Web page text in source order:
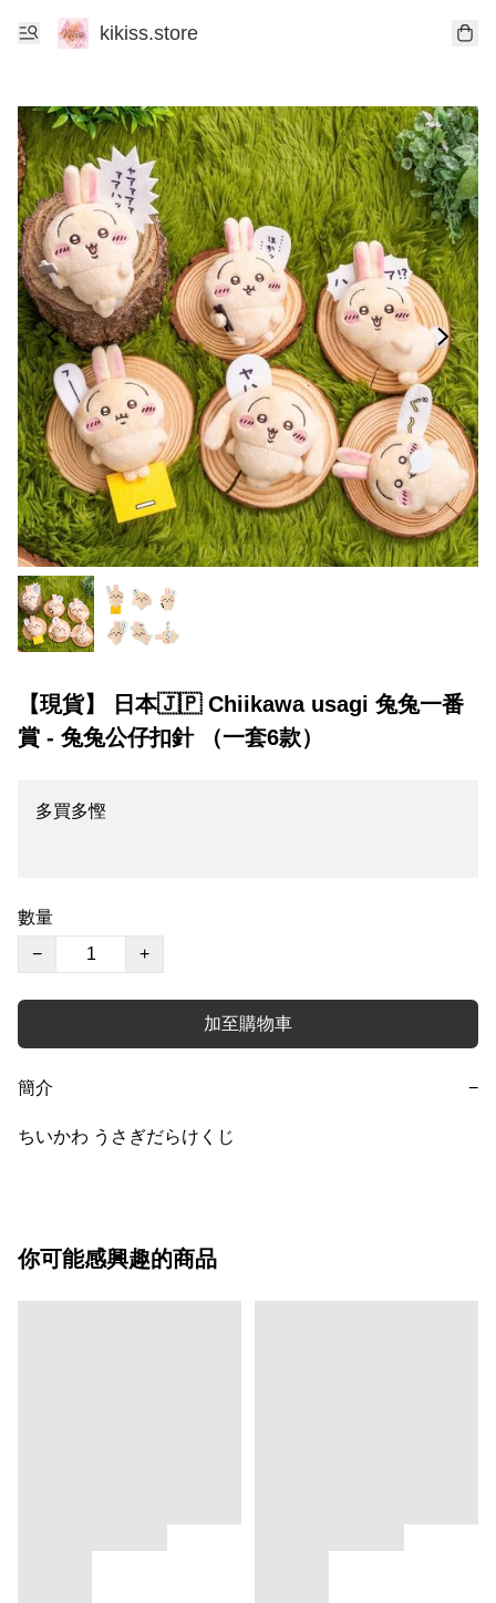
kikiss.store
【現貨】 日本🇯🇵 Chiikawa usagi 兔兔一番
賞 - 兔兔公仔扣針 （一套6款）
多買多慳
數量
−
+
加至購物車
簡介 −
ちいかわ うさぎだらけくじ
你可能感興趣的商品